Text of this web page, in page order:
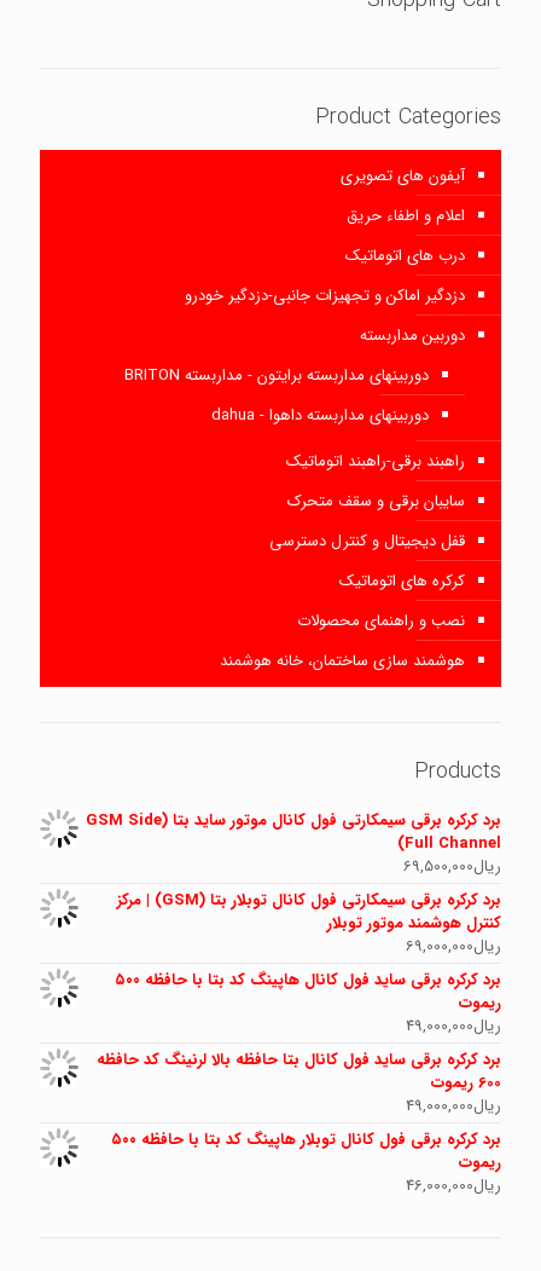
Product Categories
آیفون های تصویری
اعلام و اطفاء حریق
درب های اتوماتیک
دزدگیر اماکن و تجهیزات جانبی-دزدگیر خودرو
دوربین مداربسته
دوربینهای مداربسته برایتون - مداربسته BRITON
دوربینهای مداربسته داهوا - dahua
راهبند برقی-راهبند اتوماتیک
سایبان برقی و سقف متحرک
قفل دیجیتال و کنترل دسترسی
کرکره های اتوماتیک
نصب و راهنمای محصولات
هوشمند سازی ساختمان، خانه هوشمند
Products
برد کرکره برقی سیمکارتی فول کانال موتور ساید بتا (GSM Side
Full Channel)
ریال69,500,000
برد کرکره برقی سیمکارتی فول کانال توبلار بتا (GSM) | مرکز
کنترل هوشمند موتور توبلار
ریال69,000,000
برد کرکره برقی ساید فول کانال هاپینگ کد بتا با حافظه ۵۰۰
ریموت
ریال49,000,000
برد کرکره برقی ساید فول کانال بتا حافظه بالا لرنینگ کد حافظه
600 ریموت
ریال49,000,000
برد کرکره برقی فول کانال توبلار هاپینگ کد بتا با حافظه ۵۰۰
ریموت
ریال46,000,000